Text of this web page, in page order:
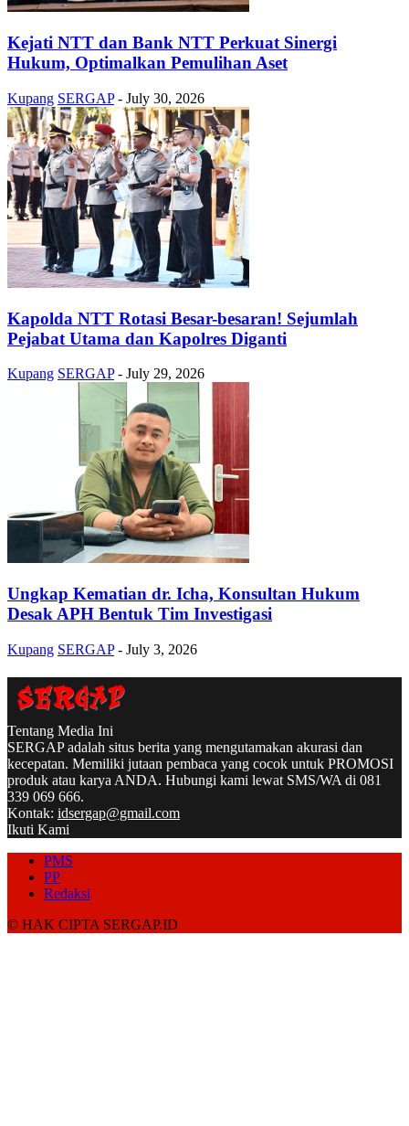
Kejati NTT dan Bank NTT Perkuat Sinergi
Hukum, Optimalkan Pemulihan Aset
Kupang SERGAP - July 30, 2026
Kapolda NTT Rotasi Besar-besaran! Sejumlah
Pejabat Utama dan Kapolres Diganti
Kupang SERGAP - July 29, 2026
Ungkap Kematian dr. Icha, Konsultan Hukum
Desak APH Bentuk Tim Investigasi
Kupang SERGAP - July 3, 2026
Tentang Media Ini
SERGAP adalah situs berita yang mengutamakan akurasi dan
kecepatan. Memiliki jutaan pembaca yang cocok untuk PROMOSI
produk atau karya ANDA. Hubungi kami lewat SMS/WA di 081
339 069 666.
Kontak: idsergap@gmail.com
Ikuti Kami
PMS
PP
Redaksi
© HAK CIPTA SERGAP.ID